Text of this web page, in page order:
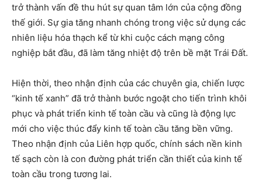
trở thành vấn đề thu hút sự quan tâm lớn của cộng đồng
thế giới. Sự gia tăng nhanh chóng trong việc sử dụng các
nhiên liệu hóa thạch kể từ khi cuộc cách mạng công
nghiệp bắt đầu, đã làm tăng nhiệt độ trên bề mặt Trái Đất.
Hiện thời, theo nhận định của các chuyên gia, chiến lược
“kinh tế xanh” đã trở thành bước ngoặt cho tiến trình khôi
phục và phát triển kinh tế toàn cầu và cũng là động lực
mới cho việc thúc đẩy kinh tế toàn cầu tăng bền vững.
Theo nhận định của Liên hợp quốc, chính sách nền kinh
tế sạch còn là con đường phát triển cần thiết của kinh tế
toàn cầu trong tương lai.